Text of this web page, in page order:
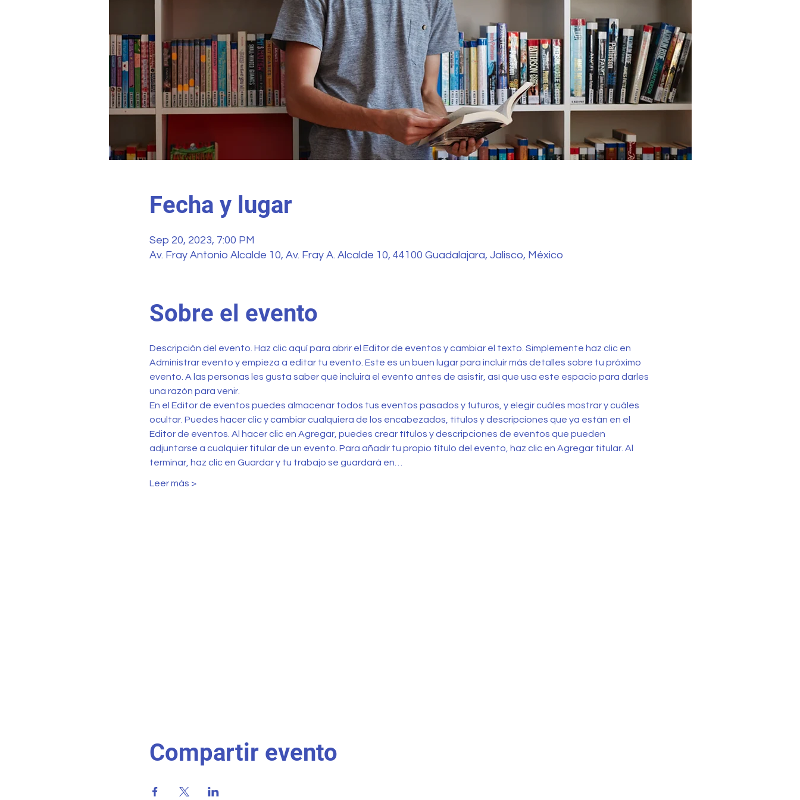
Fecha y lugar
Sep 20, 2023, 7:00 PM
Av. Fray Antonio Alcalde 10, Av. Fray A. Alcalde 10, 44100 Guadalajara, Jalisco, México
Sobre el evento
Descripción del evento. Haz clic aquí para abrir el Editor de eventos y cambiar el texto. Simplemente haz clic en
Administrar evento y empieza a editar tu evento. Este es un buen lugar para incluir más detalles sobre tu próximo
evento. A las personas les gusta saber qué incluirá el evento antes de asistir, así que usa este espacio para darles
una razón para venir.
En el Editor de eventos puedes almacenar todos tus eventos pasados y futuros, y elegir cuáles mostrar y cuáles
ocultar. Puedes hacer clic y cambiar cualquiera de los encabezados, títulos y descripciones que ya están en el
Editor de eventos. Al hacer clic en Agregar, puedes crear títulos y descripciones de eventos que pueden
adjuntarse a cualquier titular de un evento. Para añadir tu propio título del evento, haz clic en Agregar titular. Al
terminar, haz clic en Guardar y tu trabajo se guardará en…
Leer más >
Compartir evento